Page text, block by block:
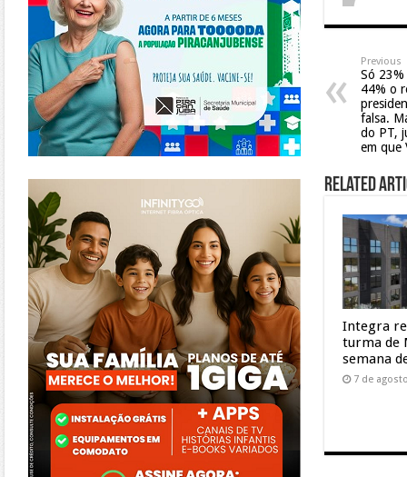
Previous
Só
44% o
falsa.
do PT,
em que
Related
Integra
turma de
semana
7 de
https://www.infinitygo.com.br/